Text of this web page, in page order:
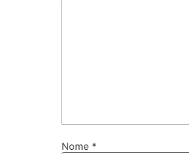
Nome *